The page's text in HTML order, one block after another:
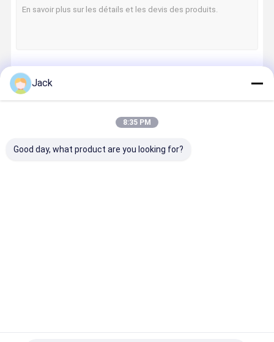
paquet de batterie de 12V LiFePO4
Centrale portative
Jack
8:35 PM
Good day, what product are you looking for?